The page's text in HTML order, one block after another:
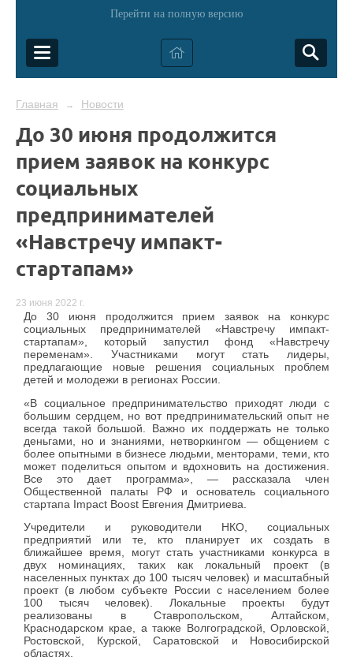
Перейти на полную версию
Главная → Новости
До 30 июня продолжится
прием заявок на конкурс
социальных
предпринимателей
«Навстречу импакт-
стартапам»
23 июня 2022 г.
До 30 июня продолжится прием заявок на конкурс
социальных предпринимателей «Навстречу импакт-
стартапам», который запустил фонд «Навстречу
переменам». Участниками могут стать лидеры,
предлагающие новые решения социальных проблем
детей и молодежи в регионах России.
«В социальное предпринимательство приходят люди с
большим сердцем, но вот предпринимательский опыт не
всегда такой большой. Важно их поддержать не только
деньгами, но и знаниями, нетворкингом — общением с
более опытными в бизнесе людьми, менторами, теми, кто
может поделиться опытом и вдохновить на достижения.
Все это дает программа», — рассказала член
Общественной палаты РФ и основатель социального
стартапа Impact Boost Евгения Дмитриева.
Учредители и руководители НКО, социальных
предприятий или те, кто планирует их создать в
ближайшее время, могут стать участниками конкурса в
двух номинациях, таких как локальный проект (в
населенных пунктах до 100 тысяч человек) и масштабный
проект (в любом субъекте России с населением более
100 тысяч человек). Локальные проекты будут
реализованы в Ставропольском, Алтайском,
Краснодарском крае, а также Волгоградской, Орловской,
Ростовской, Курской, Саратовской и Новосибирской
областях.